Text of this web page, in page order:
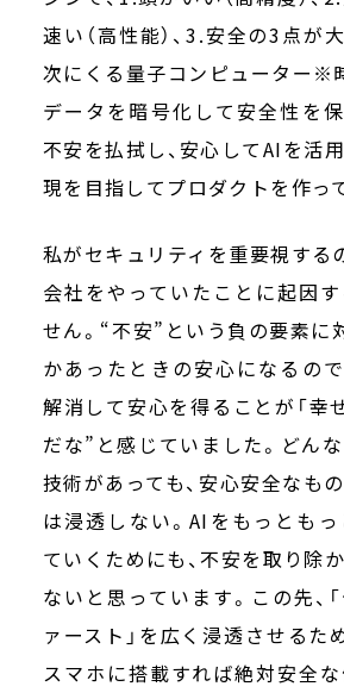
速い（高性能）、3.安全の3点が
次にくる量子コンピューター※
データを暗号化して安全性を
不安を払拭し、安心してAIを活
現を目指してプロダクトを作っ
私がセキュリティを重要視する
会社をやっていたことに起因
せん。“不安”という負の要素に
かあったときの安心になるので
解消して安心を得ることが「幸
だな”と感じていました。どん
技術があっても、安心安全なも
は浸透しない。AIをもっとも
ていくためにも、不安を取り除
ないと思っています。この先、
ァースト」を広く浸透させるた
スマホに搭載すれば絶対安全